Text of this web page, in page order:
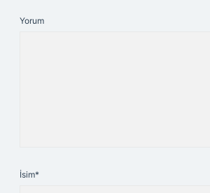
Yorum
İsim*